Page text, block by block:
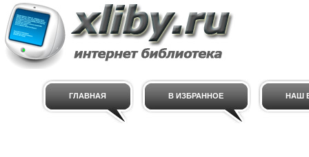
ГЛАВНАЯ В ИЗБРАННОЕ НАШ